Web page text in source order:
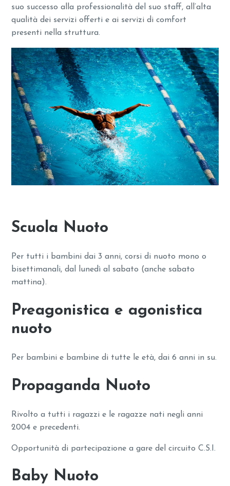
suo successo alla professionalità del suo staff, all’alta
qualità dei servizi offerti e ai servizi di comfort
presenti nella struttura.
Scuola Nuoto
Per tutti i bambini dai 3 anni, corsi di nuoto mono o
bisettimanali, dal lunedì al sabato (anche sabato
mattina).
Preagonistica e agonistica
nuoto
Per bambini e bambine di tutte le età, dai 6 anni in su.
Propaganda Nuoto
Rivolto a tutti i ragazzi e le ragazze nati negli anni
2004 e precedenti.
Opportunità di partecipazione a gare del circuito C.S.I.
Baby Nuoto